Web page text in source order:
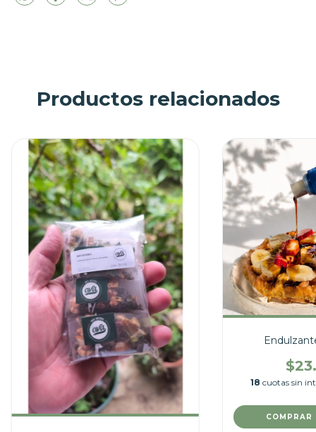
Productos relacionados
18 cuotas sin
COMPRAR